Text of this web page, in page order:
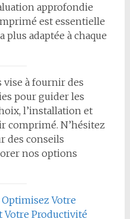
approfondie
est essentielle
adaptée à chaque
vise à fournir des
pour guider les
l’installation et
comprimé. N’hésitez
des conseils
nos options
Optimisez Votre
Votre Productivité